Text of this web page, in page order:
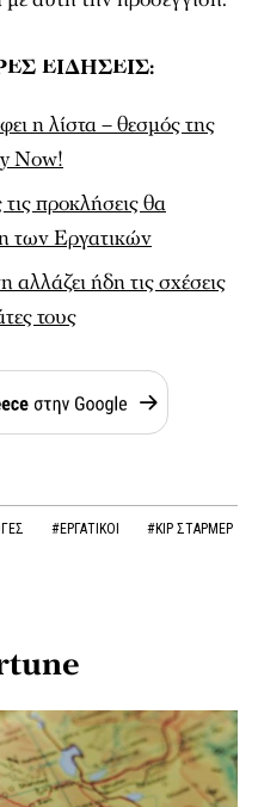
ΕΙΔΗΣΕΙΣ:
η λίστα – θεσμός της
Now!
προκλήσεις θα
των Εργατικών
ήδη τις σχέσεις
τους
#ΕΡΓΑΤΙΚΟΙ #ΚΙΡ ΣΤΑΡΜΕΡ